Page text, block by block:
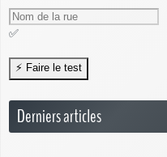
✅
Derniers articles